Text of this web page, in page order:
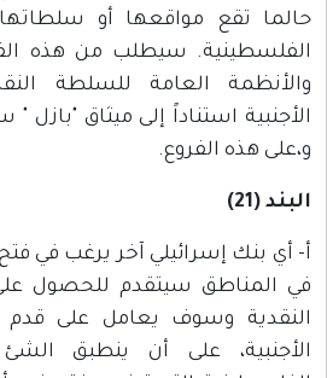
حالما تقع مواقعها أو
الفلسطينية. سيطلب من هذه
والأنظمة العامة للسلطة
و،على هذه الفروع.
البند (21)
أ- أي بنك إسرائيلي آخر يرغب في
في المناطق سيتقدم للحصول
النقدية وسوف يعامل على قدم
الأجنبية، على أن ينطبق